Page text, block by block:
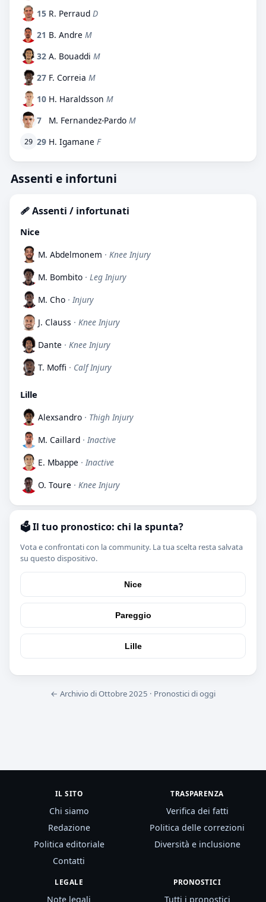
15 R. Perraud D
21 B. Andre M
32 A. Bouaddi M
27 F. Correia M
10 H. Haraldsson M
7
M. Fernandez-Pardo M
29 29 H. Igamane F
Assenti e infortuni
🩹 Assenti / infortunati
Nice
M. Abdelmonem · Knee Injury
M. Bombito · Leg Injury
M. Cho · Injury
J. Clauss · Knee Injury
Dante · Knee Injury
T. Moffi · Calf Injury
Lille
Alexsandro · Thigh Injury
M. Caillard · Inactive
E. Mbappe · Inactive
O. Toure · Knee Injury
🗳️ Il tuo pronostico: chi la spunta?
Vota e confrontati con la community. La tua scelta resta salvata
su questo dispositivo.
Nice
Pareggio
Lille
← Archivio di Ottobre 2025 · Pronostici di oggi
IL SITO
Chi siamo
Redazione
Politica editoriale
Contatti
TRASPARENZA
Verifica dei fatti
Politica delle correzioni
Diversità e inclusione
LEGALE
Note legali
PRONOSTICI
Tutti i pronostici